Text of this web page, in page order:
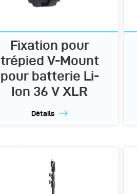
Fixation pour
trépied V-Mount
pour batterie Li-
Ion 36 V XLR
Détails